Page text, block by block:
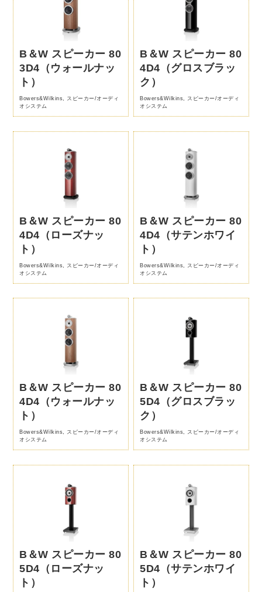
B＆W スピーカー 80
3D4（ウォールナッ
ト）
Bowers&Wilkins
スピーカー/オーディ
オシステム
B＆W スピーカー 80
4D4（グロスブラッ
ク）
Bowers&Wilkins
スピーカー/オーディ
オシステム
B＆W スピーカー 80
4D4（ローズナッ
ト）
Bowers&Wilkins
スピーカー/オーディ
オシステム
B＆W スピーカー 80
4D4（サテンホワイ
ト）
Bowers&Wilkins
スピーカー/オーディ
オシステム
B＆W スピーカー 80
4D4（ウォールナッ
ト）
Bowers&Wilkins, スピーカー/オーディ
オシステム
B＆W スピーカー 80
5D4（グロスブラッ
ク）
Bowers&Wilkins, スピーカー/オーディ
オシステム
B＆W スピーカー 80
5D4（ローズナッ
ト）
B＆W スピーカー 80
5D4（サテンホワイ
ト）